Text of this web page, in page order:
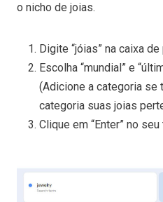
o nicho de joias.
Digite “jóias” na caixa
Escolha “mundial” e
(Adicione a categoria se
categoria suas joias
Clique em “Enter” no